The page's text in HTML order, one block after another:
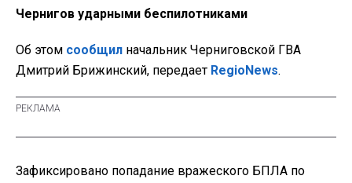
Чернигов ударными беспилотниками
Об этом сообщил начальник Черниговской ГВА
Дмитрий Брижинский, передает RegioNews.
Зафиксировано попадание вражеского БПЛА по